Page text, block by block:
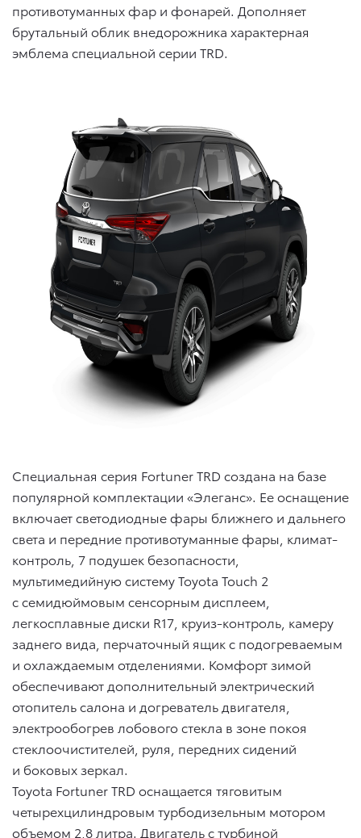
противотуманных фар и фонарей. Дополняет
брутальный облик внедорожника характерная
эмблема специальной серии TRD.
Специальная серия Fortuner TRD создана на базе
популярной комплектации «Элеганс». Ее оснащение
включает светодиодные фары ближнего и дальнего
света и передние противотуманные фары, климат-
контроль, 7 подушек безопасности,
мультимедийную систему Toyota Touch 2
с семидюймовым сенсорным дисплеем,
легкосплавные диски R17, круиз-контроль, камеру
заднего вида, перчаточный ящик с подогреваемым
и охлаждаемым отделениями. Комфорт зимой
обеспечивают дополнительный электрический
отопитель салона и догреватель двигателя,
электрообогрев лобового стекла в зоне покоя
стеклоочистителей, руля, передних сидений
и боковых зеркал.
Toyota Fortuner TRD оснащается тяговитым
четырехцилиндровым турбодизельным мотором
объемом 2,8 литра. Двигатель с турбиной